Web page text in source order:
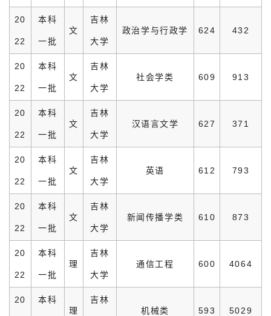
20
22
本科
一批
文
吉林
大学
政治学与行政学 624 432
20
22
本科
一批
文
吉林
大学
社会学类 609 913
20
22
本科
一批
文
吉林
大学
汉语言文学 627 371
20
22
本科
一批
文
吉林
大学
英语 612 793
20
22
本科
一批
文
吉林
大学
新闻传播学类 610 873
20
22
本科
一批
理
吉林
大学
通信工程 600 4064
20 本科
理
吉林
机械类 593 5029